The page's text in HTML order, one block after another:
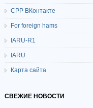
СРР ВКонтакте
For foreign hams
IARU-R1
IARU
Карта сайта
СВЕЖИЕ НОВОСТИ